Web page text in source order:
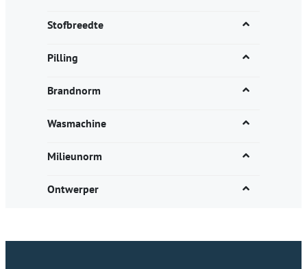
Stofbreedte
Pilling
Brandnorm
Wasmachine
Milieunorm
Ontwerper